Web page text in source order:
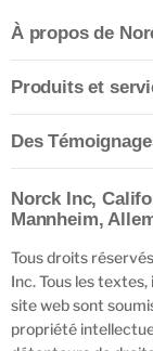
À propos de
Produits et
Des
Norck Inc,
Mannheim,
Tous droits
Inc. Tous les
site web sont
propriété